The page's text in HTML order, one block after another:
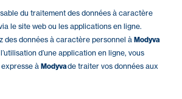
du traitement des données à caractère
le site web ou les applications en ligne.
des données à caractère personnel à Modyva
d’une application en ligne, vous
expresse à Modyvade traiter vos données aux